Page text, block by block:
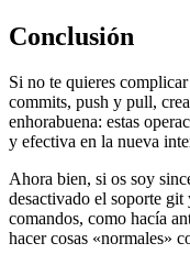
Conclusión
Si no te quieres
commits, push y pull,
enhorabuena: estas
y efectiva en la nueva
Ahora bien, si os soy
desactivado el soporte
comandos, como hacía
hacer cosas «normales»